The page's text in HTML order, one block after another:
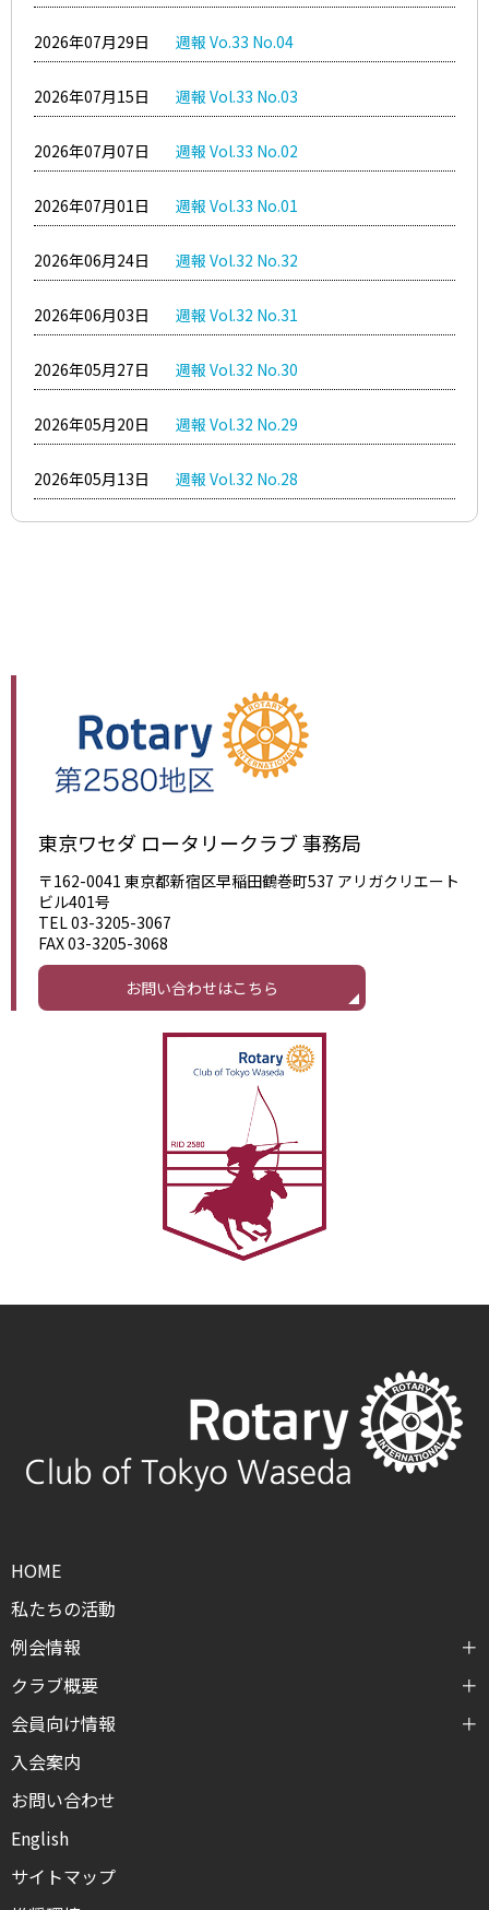
2026年07月29日 週報 Vo.33 No.04
2026年07月15日 週報 Vol.33 No.03
2026年07月07日 週報 Vol.33 No.02
2026年07月01日 週報 Vol.33 No.01
2026年06月24日 週報 Vol.32 No.32
2026年06月03日 週報 Vol.32 No.31
2026年05月27日 週報 Vol.32 No.30
2026年05月20日 週報 Vol.32 No.29
2026年05月13日 週報 Vol.32 No.28
東京ワセダ ロータリークラブ 事務局
〒162-0041 東京都新宿区早稲田鶴巻町537 アリガクリエート
ビル401号
TEL 03-3205-3067
FAX 03-3205-3068
お問い合わせはこちら
HOME
私たちの活動
例会情報
クラブ概要
会員向け情報
入会案内
お問い合わせ
English
サイトマップ